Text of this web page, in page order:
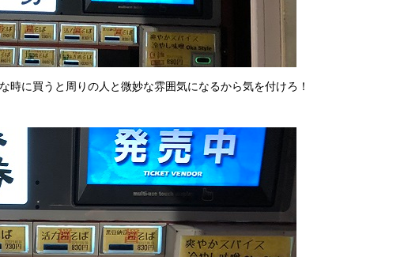
時に買うと周りの人と微妙な雰囲気になるから気を付けろ！